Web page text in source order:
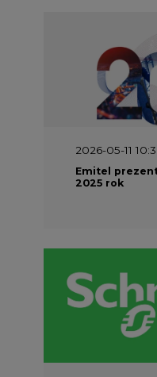
2026-05-11
Emitel
2025 rok